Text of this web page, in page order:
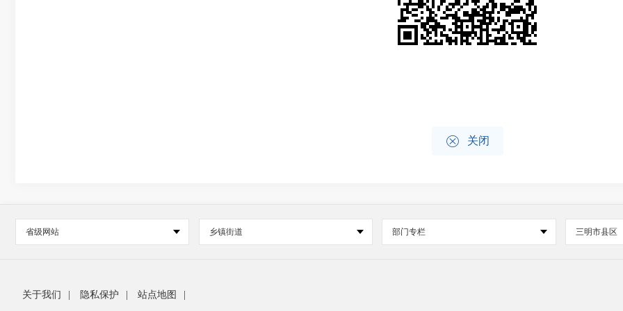
 关闭
省级网站 乡镇街道 部门专栏 三明市县区
关于我们 隐私保护 站点地图